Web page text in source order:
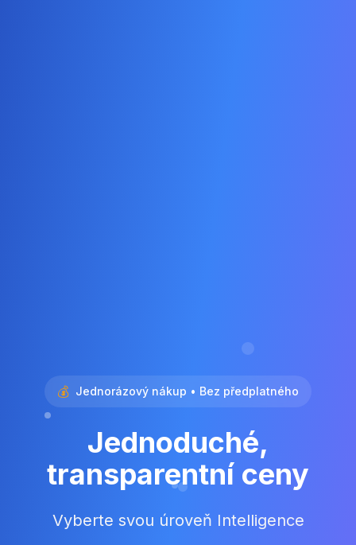
💰 Jednorázový nákup • Bez předplatného
Jednoduché,
transparentní ceny
Vyberte svou úroveň Intelligence